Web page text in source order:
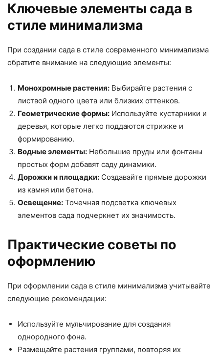
Ключевые элементы сада в
стиле минимализма
При создании сада в стиле современного минимализма
обратите внимание на следующие элементы:
Монохромные растения: Выбирайте растения с
листвой одного цвета или близких оттенков.
Геометрические формы: Используйте кустарники и
деревья, которые легко поддаются стрижке и
формированию.
Водные элементы: Небольшие пруды или фонтаны
простых форм добавят саду динамики.
Дорожки и площадки: Создавайте прямые дорожки
из камня или бетона.
Освещение: Точечная подсветка ключевых
элементов сада подчеркнет их значимость.
Практические советы по
оформлению
При оформлении сада в стиле минимализма учитывайте
следующие рекомендации:
Используйте мульчирование для создания
однородного фона.
Размещайте растения группами, повторяя их